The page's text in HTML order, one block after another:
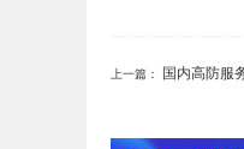
上一篇： 国内高防服